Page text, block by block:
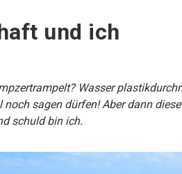
und ich
Wasser
sagen dürfen! Aber dann
schuld bin ich.